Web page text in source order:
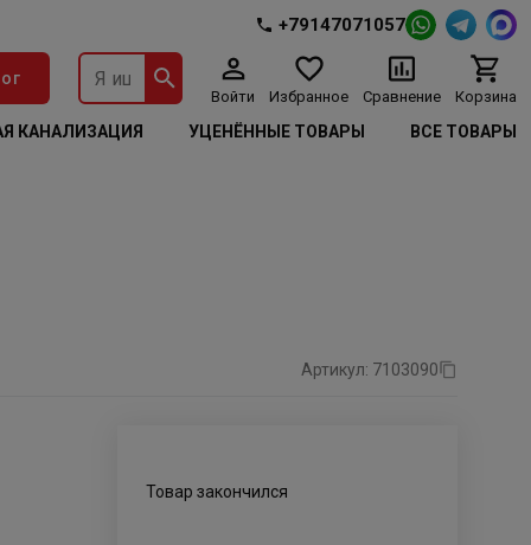
+79147071057
Войти Избранное Сравнение Корзина
КАНАЛИЗАЦИЯ УЦЕНЁННЫЕ ТОВАРЫ ВСЕ ТОВАРЫ
Артикул: 7103090
Товар закончился